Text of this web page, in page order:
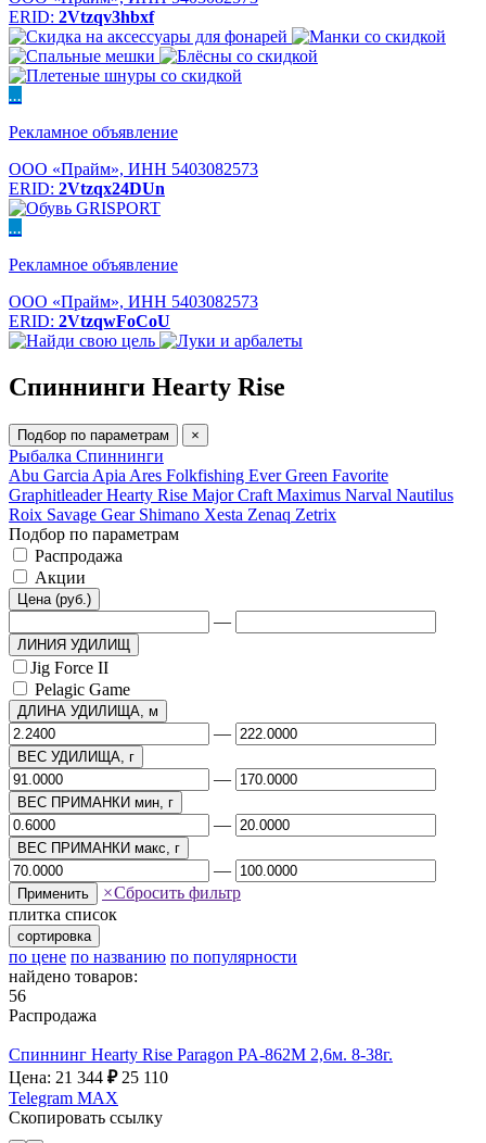
ERID: 2Vtzqv3hbxf
...
Рекламное объявление
ООО «Прайм», ИНН 5403082573
ERID: 2Vtzqx24DUn
...
Рекламное объявление
ООО «Прайм», ИНН 5403082573
ERID: 2VtzqwFoCoU
Спиннинги Hearty Rise
Подбор по параметрам ×
Рыбалка Спиннинги
Abu Garcia Apia Ares Folkfishing Ever Green Favorite
GraphitleaderHearty Rise Major Craft Maximus Narval Nautilus
Roix Savage Gear Shimano Xesta Zenaq Zetrix
Подбор по параметрам
Распродажа
Акции
Цена (руб.)
—
ЛИНИЯ УДИЛИЩ
Jig Force II
Pelagic Game
ДЛИНА УДИЛИЩА, м
—
ВЕС УДИЛИЩА, г
—
ВЕС ПРИМАНКИ мин, г
—
ВЕС ПРИМАНКИ макс, г
—
Применить ×Сбросить фильтр
плитка список
сортировка
по цене по названию по популярности
найдено товаров:
56
Распродажа
Спиннинг Hearty Rise Paragon PA-862M 2,6м. 8-38г.
Цена: 21 344 ₽ 25 110
Telegram MAX
Скопировать ссылку